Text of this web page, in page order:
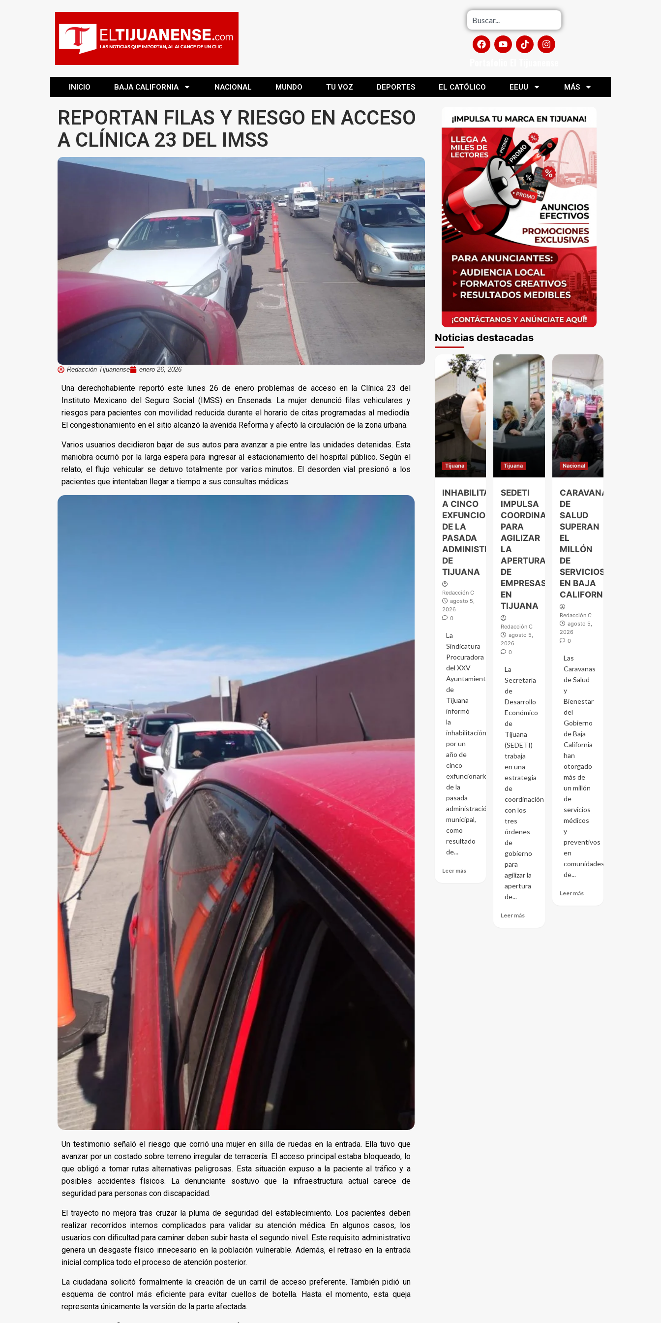
INICIO BAJA CALIFORNIA NACIONAL MUNDO TU VOZ DEPORTES EL CATÓLICO EEUU MÁS
REPORTAN FILAS Y RIESGO EN ACCESO
A CLÍNICA 23 DEL IMSS
Redacción Tijuanense enero 26, 2026
Una derechohabiente reportó este lunes 26 de enero problemas de acceso en la Clínica 23 del
Instituto Mexicano del Seguro Social (IMSS) en Ensenada. La mujer denunció filas vehiculares y
riesgos para pacientes con movilidad reducida durante el horario de citas programadas al mediodía.
El congestionamiento en el sitio alcanzó la avenida Reforma y afectó la circulación de la zona urbana.
Varios usuarios decidieron bajar de sus autos para avanzar a pie entre las unidades detenidas. Esta
maniobra ocurrió por la larga espera para ingresar al estacionamiento del hospital público. Según el
relato, el flujo vehicular se detuvo totalmente por varios minutos. El desorden vial presionó a los
pacientes que intentaban llegar a tiempo a sus consultas médicas.
Un testimonio señaló el riesgo que corrió una mujer en silla de ruedas en la entrada. Ella tuvo que
avanzar por un costado sobre terreno irregular de terracería. El acceso principal estaba bloqueado, lo
que obligó a tomar rutas alternativas peligrosas. Esta situación expuso a la paciente al tráfico y a
posibles accidentes físicos. La denunciante sostuvo que la infraestructura actual carece de
seguridad para personas con discapacidad.
El trayecto no mejora tras cruzar la pluma de seguridad del establecimiento. Los pacientes deben
realizar recorridos internos complicados para validar su atención médica. En algunos casos, los
usuarios con dificultad para caminar deben subir hasta el segundo nivel. Este requisito administrativo
genera un desgaste físico innecesario en la población vulnerable. Además, el retraso en la entrada
inicial complica todo el proceso de atención posterior.
La ciudadana solicitó formalmente la creación de un carril de acceso preferente. También pidió un
esquema de control más eficiente para evitar cuellos de botella. Hasta el momento, esta queja
representa únicamente la versión de la parte afectada.
Noticias destacadas
Tijuana
INHABILITAN
A CINCO
EXFUNCIONARIOS
DE LA
PASADA
ADMINISTRACIÓN
DE
TIJUANA
Redacción C
agosto 5,
2026
0
La
Sindicatura
Procuradora
del XXV
Ayuntamiento
de
Tijuana
informó
la
inhabilitación
por un
año de
cinco
exfuncionarios
de la
pasada
administración
municipal,
como
resultado
de...
Leer más
Tijuana
SEDETI
IMPULSA
COORDINACIÓN
PARA
AGILIZAR
LA
APERTURA
DE
EMPRESAS
EN
TIJUANA
Redacción C
agosto 5,
2026
0
La
Secretaría
de
Desarrollo
Económico
de
Tijuana
(SEDETI)
trabaja
en una
estrategia
de
coordinación
con los
tres
órdenes
de
gobierno
para
agilizar la
apertura
de...
Leer más
Nacional
CARAVANAS
DE
SALUD
SUPERAN
EL
MILLÓN
DE
SERVICIOS
EN BAJA
CALIFORNIA
Redacción C
agosto 5,
2026
0
Las
Caravanas
de Salud
y
Bienestar
del
Gobierno
de Baja
California
han
otorgado
más de
un millón
de
servicios
médicos
y
preventivos
en
comunidades
de...
Leer más